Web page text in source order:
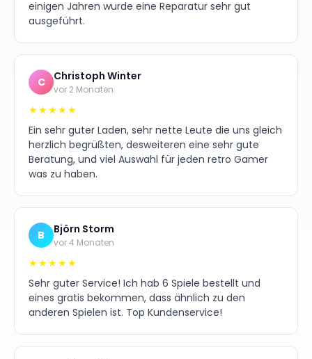
einigen Jahren wurde eine Reparatur sehr gut
ausgeführt.
C Christoph Winter
vor 2 Monaten
★★★★★
Ein sehr guter Laden, sehr nette Leute die uns gleich
herzlich begrüßten, desweiteren eine sehr gute
Beratung, und viel Auswahl für jeden retro Gamer
was zu haben.
B Björn Storm
vor 4 Monaten
★★★★★
Sehr guter Service! Ich hab 6 Spiele bestellt und
eines gratis bekommen, dass ähnlich zu den
anderen Spielen ist. Top Kundenservice!